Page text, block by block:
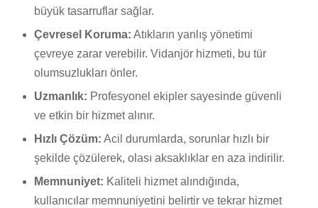
büyük tasarruflar sağlar.
Çevresel Koruma: Atıkların yanlış yönetimi
çevreye zarar verebilir. Vidanjör hizmeti, bu tür
olumsuzlukları önler.
Uzmanlık: Profesyonel ekipler sayesinde güvenli
ve etkin bir hizmet alınır.
Hızlı Çözüm: Acil durumlarda, sorunlar hızlı bir
şekilde çözülerek, olası aksaklıklar en aza indirilir.
Memnuniyet: Kaliteli hizmet alındığında,
kullanıcılar memnuniyetini belirtir ve tekrar hizmet